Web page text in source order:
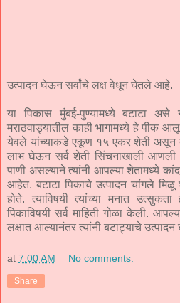
उत्पादन घेऊन सर्वांचे लक्ष वेधून घेतले आहे.
या पिकास मुंबई-पुण्यामध्ये बटाटा असे
मराठवाड्यातील काही भागामध्ये हे पीक
येवले यांच्याकडे एकूण १५ एकर शेती असून
लाभ घेऊन सर्व शेती सिंचनाखाली आणली
पाणी असल्याने त्यांनी आपल्या शेतामध्ये
आहेत. बटाटा पिकाचे उत्पादन चांगले
होते. त्याविषयी त्यांच्या मनात उत्सुकता
पिकाविषयी सर्व माहिती गोळा केली.
लक्षात आल्यानंतर त्यांनी बटाट्याचे उत्पादन
at 7:00 AM No comments:
Share